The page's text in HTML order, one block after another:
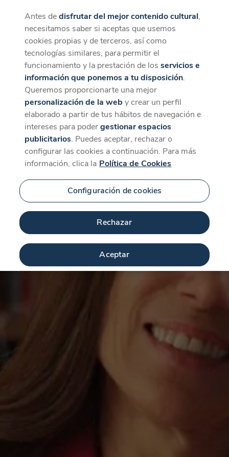
CaixaForum+
La mejor experiencia desde la App
Descargar
Antes dedisfrutar del mejor contenido cultural,
necesitamos saber si aceptas que usemos
cookies propias y de terceros, así como
tecnologías similares, para permitir el
funcionamiento y la prestación de losservicios e
información que ponemos a tu disposición.
Queremos proporcionarte una mejor
personalización de la web y crear un perfil
elaborado a partir de tus hábitos de navegación e
intereses para podergestionar espacios
publicitarios. Puedes aceptar, rechazar o
configurar las cookies a continuación. Para más
información, clica la Política de Cookies
Configuración de cookies
Rechazar
Aceptar